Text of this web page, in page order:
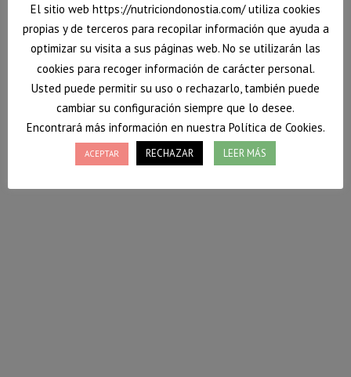
El sitio web https://nutriciondonostia.com/ utiliza cookies
propias y de terceros para recopilar información que ayuda a
optimizar su visita a sus páginas web. No se utilizarán las
cookies para recoger información de carácter personal.
Usted puede permitir su uso o rechazarlo, también puede
cambiar su configuración siempre que lo desee.
Encontrará más información en nuestra Política de Cookies.
ACEPTAR RECHAZAR LEER MÁS